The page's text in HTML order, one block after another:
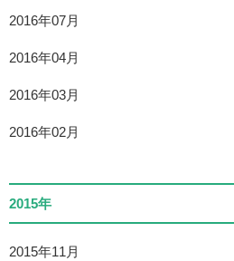
2016年07月
2016年04月
2016年03月
2016年02月
2015年
2015年11月